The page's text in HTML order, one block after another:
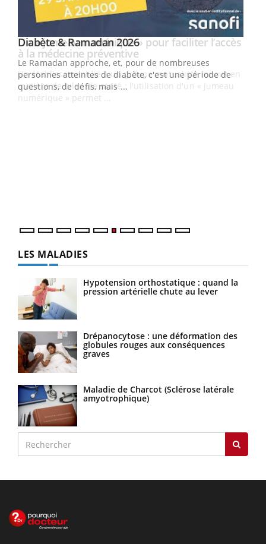
Youtube
Diabète & Ramadan 2026Youtube
Le Ramadan approche, et, pour de nombreuses
personnes atteintes de diabète, c'est une période de
questions, de défis, mais ...
Youtube
Un « jumeau numérique » pour faciliter l’accès
à la médecine préventiveYoutube
Un établissement lié à un groupe mutualiste innove en
matière de bilan de santé : l'utilisation d'un « jumeau
numérique » permet ...
LES MALADIES
Hypotension orthostatique : quand la
pression artérielle chute au lever
Drépanocytose : une déformation des
globules rouges aux conséquences
graves
Maladie de Charcot (Sclérose latérale
amyotrophique)